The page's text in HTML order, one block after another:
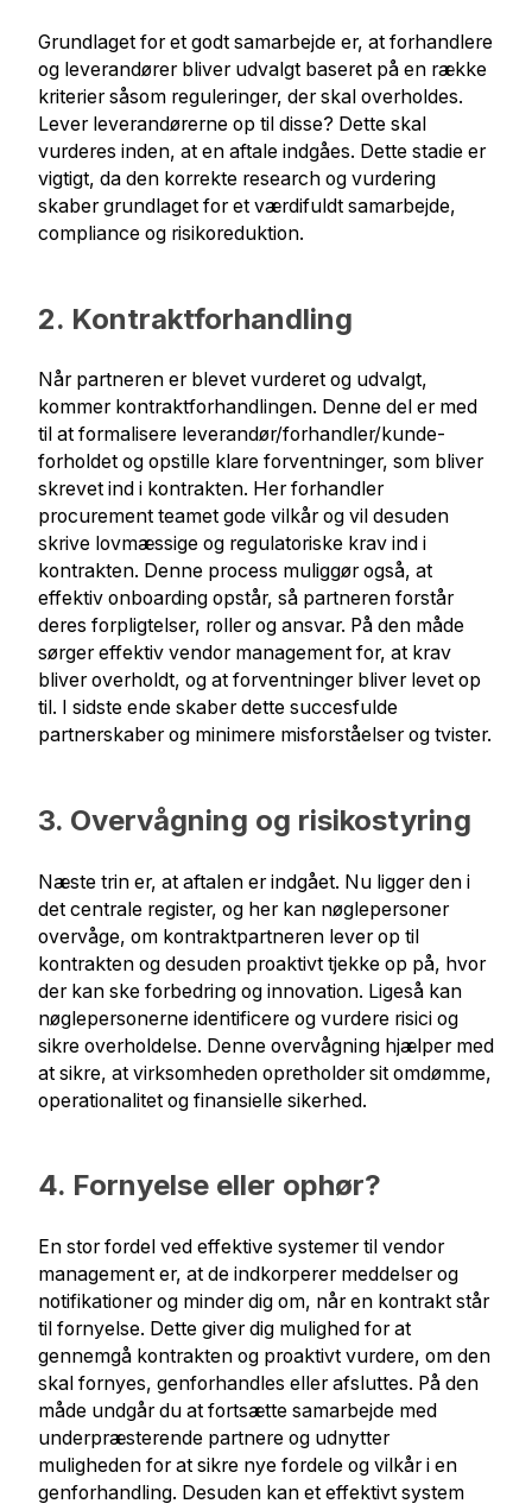
Grundlaget for et godt samarbejde er, at forhandlere
og leverandører bliver udvalgt baseret på en række
kriterier såsom reguleringer, der skal overholdes.
Lever leverandørerne op til disse? Dette skal
vurderes inden, at en aftale indgåes. Dette stadie er
vigtigt, da den korrekte research og vurdering
skaber grundlaget for et værdifuldt samarbejde,
compliance og risikoreduktion.
2. Kontraktforhandling
Når partneren er blevet vurderet og udvalgt,
kommer kontraktforhandlingen. Denne del er med
til at formalisere leverandør/forhandler/kunde-
forholdet og opstille klare forventninger, som bliver
skrevet ind i kontrakten. Her forhandler
procurement teamet gode vilkår og vil desuden
skrive lovmæssige og regulatoriske krav ind i
kontrakten. Denne process muliggør også, at
effektiv onboarding opstår, så partneren forstår
deres forpligtelser, roller og ansvar. På den måde
sørger effektiv vendor management for, at krav
bliver overholdt, og at forventninger bliver levet op
til. I sidste ende skaber dette succesfulde
partnerskaber og minimere misforståelser og tvister.
3. Overvågning og risikostyring
Næste trin er, at aftalen er indgået. Nu ligger den i
det centrale register, og her kan nøglepersoner
overvåge, om kontraktpartneren lever op til
kontrakten og desuden proaktivt tjekke op på, hvor
der kan ske forbedring og innovation. Ligeså kan
nøglepersonerne identificere og vurdere risici og
sikre overholdelse. Denne overvågning hjælper med
at sikre, at virksomheden opretholder sit omdømme,
operationalitet og finansielle sikerhed.
4. Fornyelse eller ophør?
En stor fordel ved effektive systemer til vendor
management er, at de indkorperer meddelser og
notifikationer og minder dig om, når en kontrakt står
til fornyelse. Dette giver dig mulighed for at
gennemgå kontrakten og proaktivt vurdere, om den
skal fornyes, genforhandles eller afsluttes. På den
måde undgår du at fortsætte samarbejde med
underpræsterende partnere og udnytter
muligheden for at sikre nye fordele og vilkår i en
genforhandling. Desuden kan et effektivt system